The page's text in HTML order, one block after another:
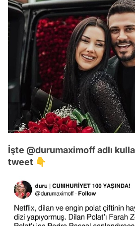
İşte @durumaximoff adlı
tweet 👇